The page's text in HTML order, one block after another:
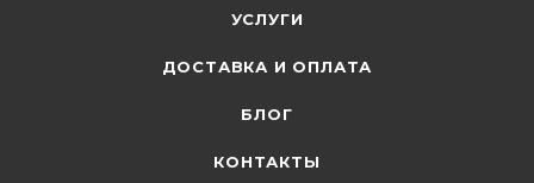
УСЛУГИ
ДОСТАВКА И ОПЛАТА
БЛОГ
КОНТАКТЫ